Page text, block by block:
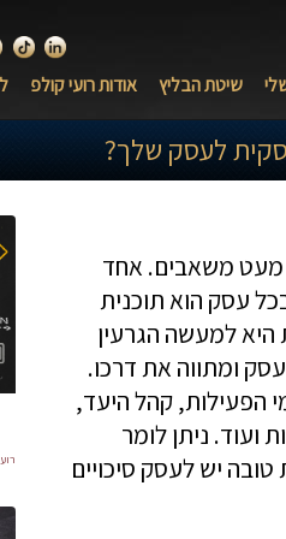
טיק
לינקדאין שיטת הבליץ אודות רועי קולפ
לעסק שלך?
משאבים. אחד
עסק הוא תוכנית
למעשה הגרעין
ומתווה את דרכו.
הפעילות, קהל היעד,
ועוד. ניתן לומר
יש לעסק סיכויים